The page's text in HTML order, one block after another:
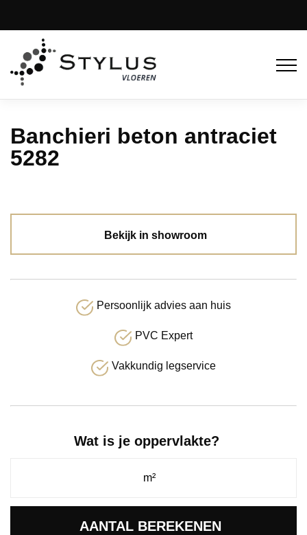
Banchieri beton antraciet
5282
Bekijk in showroom
Persoonlijk advies aan huis
PVC Expert
Vakkundig legservice
Wat is je oppervlakte?
AANTAL BEREKENEN